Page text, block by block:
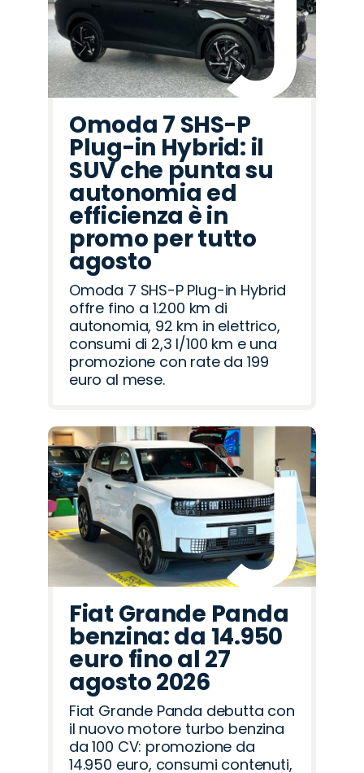
Omoda 7 SHS-P
Plug-in Hybrid: il
SUV che punta su
autonomia ed
efficienza è in
promo per tutto
agosto
Omoda 7 SHS-P Plug-in Hybrid
offre fino a 1.200 km di
autonomia, 92 km in elettrico,
consumi di 2,3 l/100 km e una
promozione con rate da 199
euro al mese.
Fiat Grande Panda
benzina: da 14.950
euro fino al 27
agosto 2026
Fiat Grande Panda debutta con
il nuovo motore turbo benzina
da 100 CV: promozione da
14.950 euro, consumi contenuti,